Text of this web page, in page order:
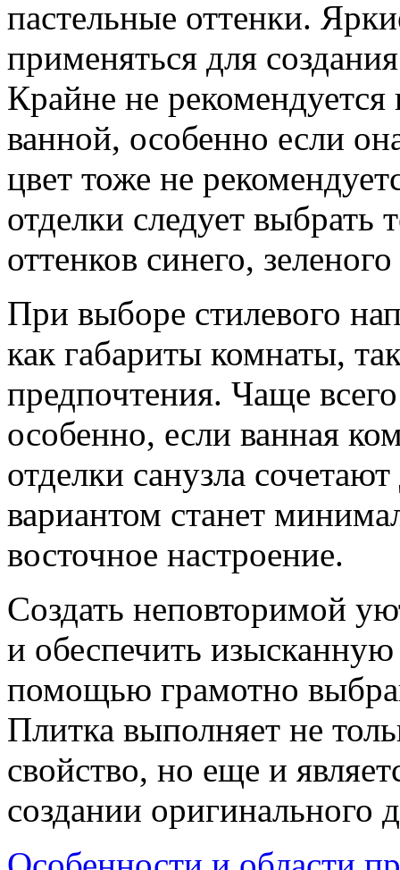
пастельные оттенки.
применяться для
Крайне не
ванной, особенно если
цвет тоже не
отделки следует выбрать
оттенков синего,
При выборе стилевого
как габариты комнаты,
предпочтения. Чаще
особенно, если ванная
отделки санузла
вариантом станет
восточное настроение.
Создать неповторимой
и обеспечить
помощью грамотно
Плитка выполняет не
свойство, но еще и
создании оригинального